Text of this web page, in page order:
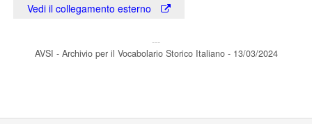
Vedi il collegamento esterno
---
AVSI - Archivio per il Vocabolario Storico Italiano - 13/03/2024